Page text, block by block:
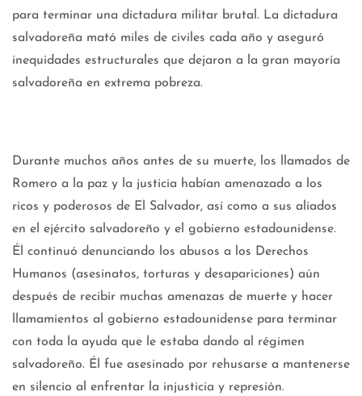
para terminar una dictadura militar brutal. La dictadura
salvadoreña mató miles de civiles cada año y aseguró
inequidades estructurales que dejaron a la gran mayoría
salvadoreña en extrema pobreza.
Durante muchos años antes de su muerte, los llamados de
Romero a la paz y la justicia habían amenazado a los
ricos y poderosos de El Salvador, así como a sus aliados
en el ejército salvadoreño y el gobierno estadounidense.
Él continuó denunciando los abusos a los Derechos
Humanos (asesinatos, torturas y desapariciones) aún
después de recibir muchas amenazas de muerte y hacer
llamamientos al gobierno estadounidense para terminar
con toda la ayuda que le estaba dando al régimen
salvadoreño. Él fue asesinado por rehusarse a mantenerse
en silencio al enfrentar la injusticia y represión.